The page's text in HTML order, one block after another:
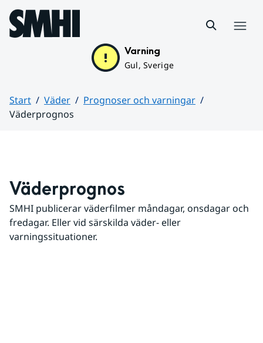
Hoppa till sidans innehåll
Varning
Gul, Sverige
Start Väder
Prognoser och varningar
Väderprognos
Väderprognos
SMHI publicerar väderfilmer måndagar, onsdagar och
fredagar. Eller vid särskilda väder- eller
varningssituationer.